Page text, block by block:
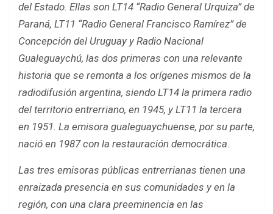
del Estado. Ellas son LT14 “Radio General Urquiza” de
Paraná, LT11 “Radio General Francisco Ramírez” de
Concepción del Uruguay y Radio Nacional
Gualeguaychú, las dos primeras con una relevante
historia que se remonta a los orígenes mismos de la
radiodifusión argentina, siendo LT14 la primera radio
del territorio entrerriano, en 1945, y LT11 la tercera
en 1951. La emisora gualeguaychuense, por su parte,
nació en 1987 con la restauración democrática.
Las tres emisoras públicas entrerrianas tienen una
enraizada presencia en sus comunidades y en la
región, con una clara preeminencia en las